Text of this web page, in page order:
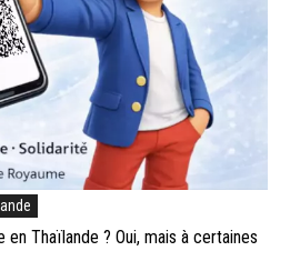
Thaïlande ? Oui, mais à certaines